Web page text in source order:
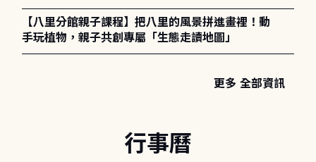
學課來囉！ ✨
【八里分館親子課程】把八里的風景拼進畫裡！動
手玩植物，親子共創專屬「生態走讀地圖」
更多 全部資訊
行事曆